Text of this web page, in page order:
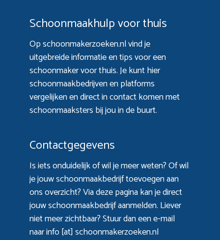
Schoonmaakhulp voor thuis
Op schoonmakerzoeken.nl vind je
uitgebreide informatie en tips voor een
schoonmaker voor thuis. Je kunt hier
schoonmaakbedrijven en platforms
vergelijken en direct in contact komen met
schoonmaaksters bij jou in de buurt.
Contactgegevens
Is iets onduidelijk of wil je meer weten? Of wil
je jouw schoonmaakbedrijf toevoegen aan
ons overzicht? Viadeze paginakan je direct
jouw schoonmaakbedrijf aanmelden. Liever
niet meer zichtbaar? Stuur dan een e-mail
naar info [at] schoonmakerzoeken.nl